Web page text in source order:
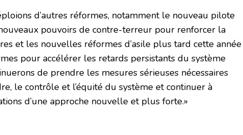
d’autres réformes, notamment le nouveau pilote
pouvoirs de contre-terreur pour renforcer la
et les nouvelles réformes d’asile plus tard cette année
pour accélérer les retards persistants du système
de prendre les mesures sérieuses nécessaires
le contrôle et l’équité du système et continuer à
d’une approche nouvelle et plus forte.»